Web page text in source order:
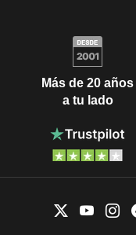
Más de 20 años
a tu lado